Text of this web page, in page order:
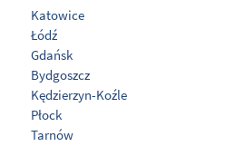
Katowice
Łódź
Gdańsk
Bydgoszcz
Kędzierzyn-Koźle
Płock
Tarnów